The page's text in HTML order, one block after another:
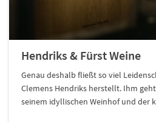
Hendriks & Fürst Weine
Genau deshalb fließt so viel
Clemens Hendriks herstellt. Ihm
seinem idyllischen Weinhof und der